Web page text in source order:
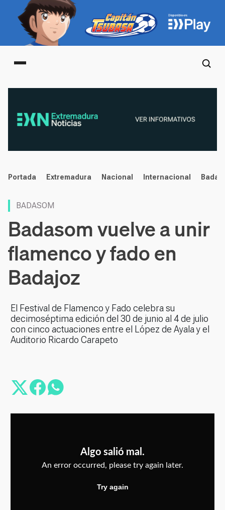
Main menu
noticias
Portada Extremadura Nacional Internacional
BADASOM
Badasom vuelve a unir
flamenco y fado en
Badajoz
El Festival de Flamenco y Fado celebra su
decimoséptima edición del 30 de junio al 4 de julio
con cinco actuaciones entre el López de Ayala y el
Auditorio Ricardo Carapeto